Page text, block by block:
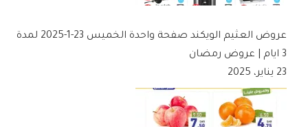
عروض العثيم الويكند صفحة واحدة الخميس 23-1-2025 لمدة
3 ايام | عروض رمضان
23 يناير، 2025